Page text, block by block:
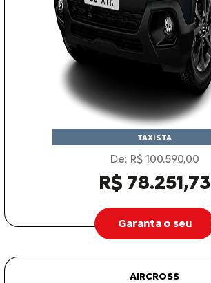
TAXISTA
De: R$ 100.590,00
R$ 78.251,73
Garanta o seu
AIRCROSS